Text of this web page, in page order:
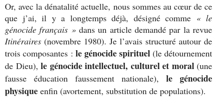
Or, avec la dénatalité actuelle, nous sommes au cœur de ce
que j’ai, il y a longtemps déjà, désigné comme « le
génocide français »dans un article demandé par la revue
Itinéraires (novembre 1980). Je l’avais structuré autour de
trois composantes : le génocide spirituel (le détournement
de Dieu), le génocide intellectuel, culturel et moral(une
fausse éducation faussement nationale), le génocide
physique enfin (avortement, substitution de populations).